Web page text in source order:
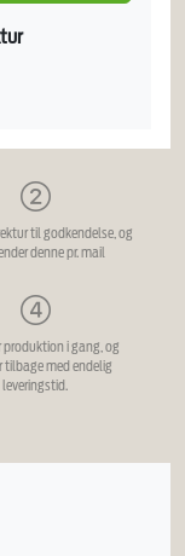
til godkendelse, og
denne pr. mail
i gang, og
tilbage med endelig
leveringstid.